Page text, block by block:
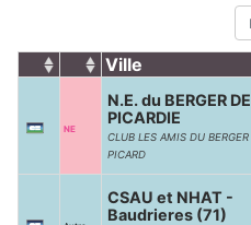
Ville
NE
N.E. du BERGER DE
PICARDIE
CLUB LES AMIS DU BERGER
PICARD
CSAU et NHAT -
Baudrieres (71)